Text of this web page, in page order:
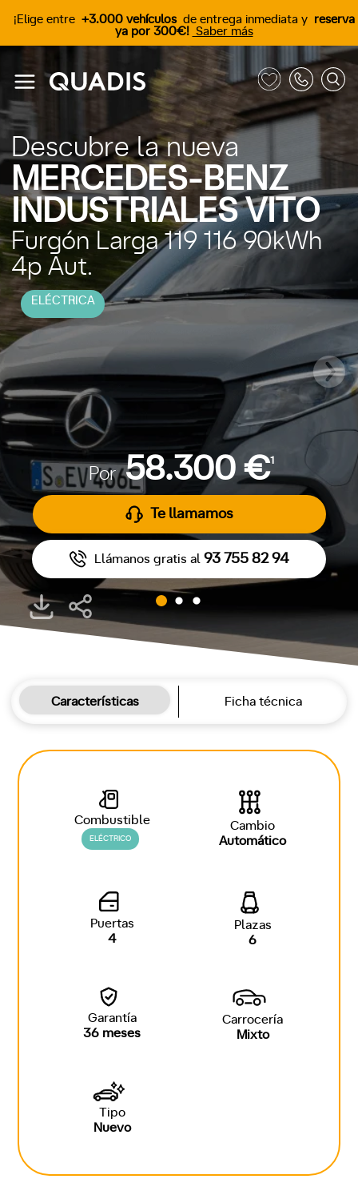
¡Elige entre +3.000 vehículos de entrega inmediata y reserva
ya por 300€! Saber más
Descubre la nueva
MERCEDES-BENZ
INDUSTRIALES VITO
ELÉCTRICA
Furgón Larga 119 116 90kWh
4p Aut.
Por58.300 €1
Te llamamos
Llámanos gratis al 93 755 82 94
Características Ficha técnica
Combustible
ELÉCTRICO
Cambio
Automático
Puertas
4
Plazas
6
Garantía
36 meses
Carrocería
Mixto
Tipo
Nuevo